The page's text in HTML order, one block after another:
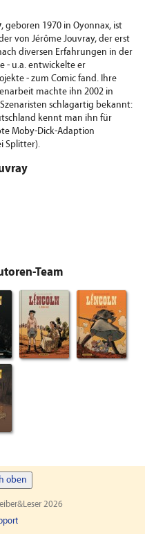
, geboren 1970 in Oyonnax, ist
von Jérôme Jouvray, der erst
diversen Erfahrungen in der
- u.a. entwickelte er
- zum Comic fand. Ihre
machte ihn 2002 in
schlagartig bekannt:
kennt man ihn für
Moby-Dick-Adaption
Splitter).
Team
oben
2026